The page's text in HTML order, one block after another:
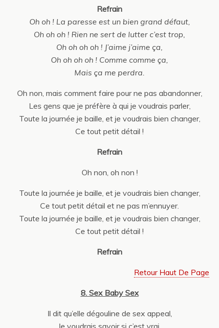
Refrain
Oh oh ! La paresse est un bien grand défaut,
Oh oh oh ! Rien ne sert de lutter c’est trop,
Oh oh oh oh ! J’aime j’aime ça,
Oh oh oh oh ! Comme comme ça,
Mais ça me perdra.
Oh non, mais comment faire pour ne pas abandonner,
Les gens que je préfère à qui je voudrais parler,
Toute la journée je baille, et je voudrais bien changer,
Ce tout petit détail !
Refrain
Oh non, oh non !
Toute la journée je baille, et je voudrais bien changer,
Ce tout petit détail et ne pas m’ennuyer.
Toute la journée je baille, et je voudrais bien changer,
Ce tout petit détail !
Refrain
Retour Haut De Page
8. Sex Baby Sex
Il dit qu’elle dégouline de sex appeal,
Je voudrais savoir si c’est vrai,